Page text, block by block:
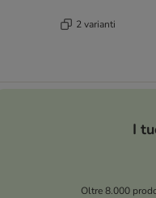
2 varianti
I
Oltre 8.000